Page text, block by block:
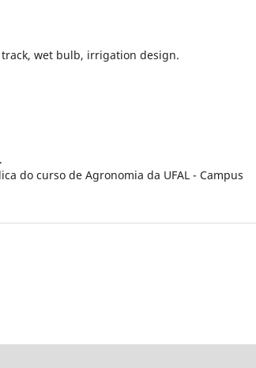
wet bulb, irrigation design.
do curso de Agronomia da UFAL - Campus